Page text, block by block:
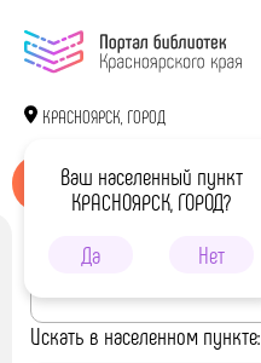
КРАСНОЯРСК, ГОРОД
Ваш населенный пункт
КРАСНОЯРСК, ГОРОД?
Да
Нет
Искать в библиотеке:
Искать в населенном пункте: